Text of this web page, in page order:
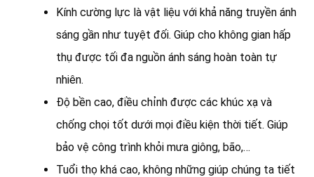
Kính cường lực là vật liệu với khả năng truyền ánh
sáng gần như tuyệt đối. Giúp cho không gian hấp
thụ được tối đa nguồn ánh sáng hoàn toàn tự
nhiên.
Độ bền cao, điều chỉnh được các khúc xạ và
chống chọi tốt dưới mọi điều kiện thời tiết. Giúp
bảo vệ công trình khỏi mưa giông, bão,…
Tuổi thọ khá cao, không những giúp chúng ta tiết